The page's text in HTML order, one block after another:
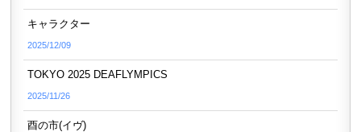
キャラクター
2025/12/09
TOKYO 2025 DEAFLYMPICS
2025/11/26
酉の市(イヴ)